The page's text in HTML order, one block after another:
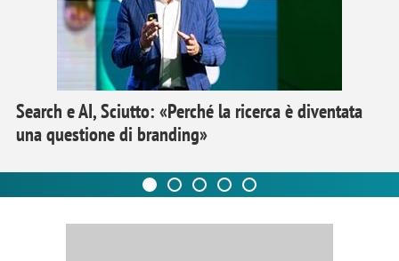
Search e AI, Sciutto: «Perché la ricerca è diventata
una questione di branding»